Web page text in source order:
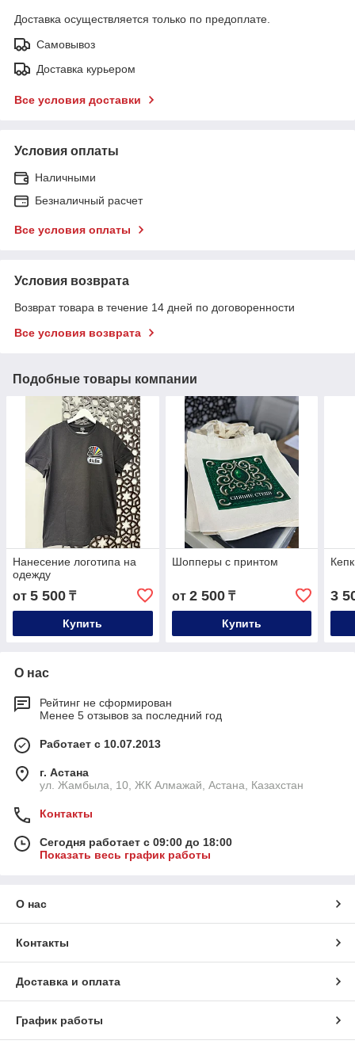
Доставка осуществляется только по предоплате.
Самовывоз
Доставка курьером
Все условия доставки
Условия оплаты
Наличными
Безналичный расчет
Все условия оплаты
Условия возврата
Возврат товара в течение 14 дней по договоренности
Все условия возврата
Подобные товары компании
Нанесение логотипа на
одежду
от 5 500 ₸
Купить
Шопперы с принтом
от 2 500₸
Купить
3
О нас
Рейтинг не сформирован
Менее 5 отзывов за последний год
Работает с 10.07.2013
г. Астана
ул. Жамбыла, 10, ЖК Алмажай, Астана, Казахстан
Контакты
Сегодня работает с 09:00 до 18:00
Показать весь график работы
О нас
Контакты
Доставка и оплата
График работы